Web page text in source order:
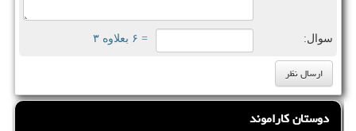
سوال: = ۶ بعلاوه ۳
دوستان کاراموند